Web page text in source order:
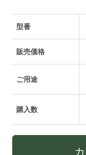
型番
販売価格
ご用途
購入数